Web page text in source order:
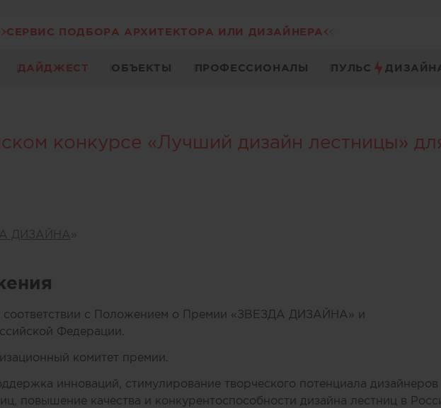
СЕРВИС ПОДБОРА АРХИТЕКТОРА ИЛИ ДИЗАЙНЕРА
ДАЙДЖЕСТ ОБЪЕКТЫ ПРОФЕССИОНАЛЫ ПУЛЬС
конкурсе «Лучший дизайн лестницы»
ДИЗАЙНА »
соответствии с Положением о Премии «ЗВЕЗДА ДИЗАЙНА» и
Федерации.
комитет премии.
инноваций, стимулирование творческого потенциала дизайнеров
повышение качества и конкурентоспособности дизайна лестниц в